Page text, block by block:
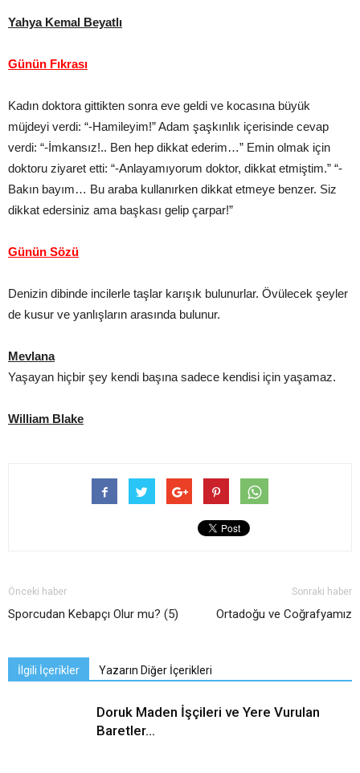
Yahya Kemal Beyatlı
Günün Fıkrası
Kadın doktora gittikten sonra eve geldi ve kocasına büyük
müjdeyi verdi: “-Hamileyim!” Adam şaşkınlık içerisinde cevap
verdi: “-İmkansız!.. Ben hep dikkat ederim…” Emin olmak için
doktoru ziyaret etti: “-Anlayamıyorum doktor, dikkat etmiştim.” “-
Bakın bayım… Bu araba kullanırken dikkat etmeye benzer. Siz
dikkat edersiniz ama başkası gelip çarpar!”
Günün Sözü
Denizin dibinde incilerle taşlar karışık bulunurlar. Övülecek şeyler
de kusur ve yanlışların arasında bulunur.
Mevlana
Yaşayan hiçbir şey kendi başına sadece kendisi için yaşamaz.
William Blake
Önceki haber
Sporcudan Kebapçı Olur mu? (5)
Sonraki haber
Ortadoğu ve Coğrafyamız
İlgili İçerikler Yazarın Diğer İçerikleri
Doruk Maden İşçileri ve Yere Vurulan
Baretler…